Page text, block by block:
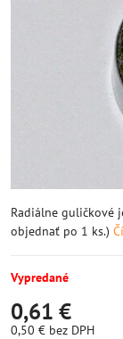
Radiálne guličkové
objednať po 1 ks.)
Vypredané
0,61 €
0,50 € bez DPH